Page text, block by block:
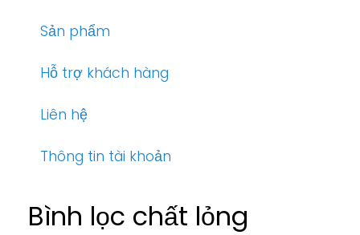
Sản phẩm
Hỗ trợ khách hàng
Liên hệ
Thông tin tài khoản
Bình lọc chất lỏng